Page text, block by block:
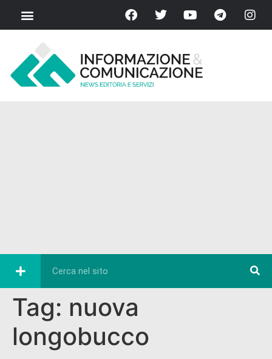
Tag: nuova
longobucco